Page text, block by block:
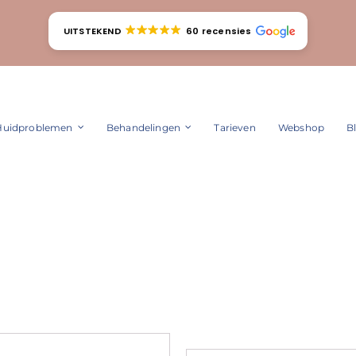
UITSTEKEND 60 recensies
Behandelingen Tarieven Webshop